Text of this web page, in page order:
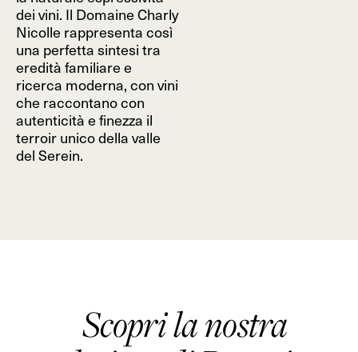
dei vini. Il Domaine Charly
Nicolle rappresenta così
una perfetta sintesi tra
eredità familiare e
ricerca moderna, con vini
che raccontano con
autenticità e finezza il
terroir unico della valle
del Serein.
Scopri la nostra